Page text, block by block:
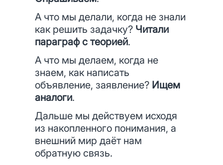
А что мы делали, когда не знали
как решить задачку? Читали
параграф с теорией.
А что мы делаем, когда не
знаем, как написать
объявление, заявление? Ищем
аналоги.
Дальше мы действуем исходя
из накопленного понимания, а
внешний мир даёт нам
обратную связь.